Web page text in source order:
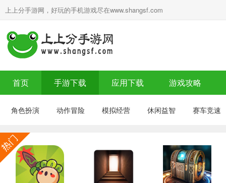
上上分手游网，好玩的手机游戏尽在www.shangsf.com
首页 手游下载 应用下载 游戏攻略
角色扮演 动作冒险 模拟经营 休闲益智 赛车竞速